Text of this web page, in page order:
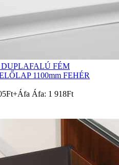
FÉM
1100mm FEHÉR
Ft+Áfa Áfa: 1 918Ft